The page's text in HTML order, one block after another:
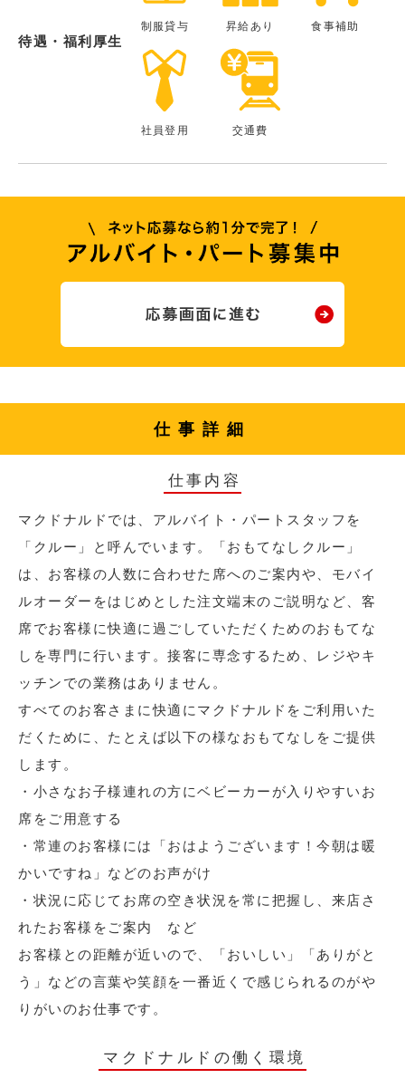
待遇・福利厚生
制服貸与 昇給あり 食事補助
社員登用 交通費
仕事詳細
仕事内容
マクドナルドでは、アルバイト・パートスタッフを
「クルー」と呼んでいます。「おもてなしクルー」
は、お客様の人数に合わせた席へのご案内や、モバイ
ルオーダーをはじめとした注文端末のご説明など、客
席でお客様に快適に過ごしていただくためのおもてな
しを専門に行います。接客に専念するため、レジやキ
ッチンでの業務はありません。
すべてのお客さまに快適にマクドナルドをご利用いた
だくために、たとえば以下の様なおもてなしをご提供
します。
・小さなお子様連れの方にベビーカーが入りやすいお
席をご用意する
・常連のお客様には「おはようございます！今朝は暖
かいですね」などのお声がけ
・状況に応じてお席の空き状況を常に把握し、来店さ
れたお客様をご案内 など
お客様との距離が近いので、「おいしい」「ありがと
う」などの言葉や笑顔を一番近くで感じられるのがや
りがいのお仕事です。
マクドナルドの働く環境